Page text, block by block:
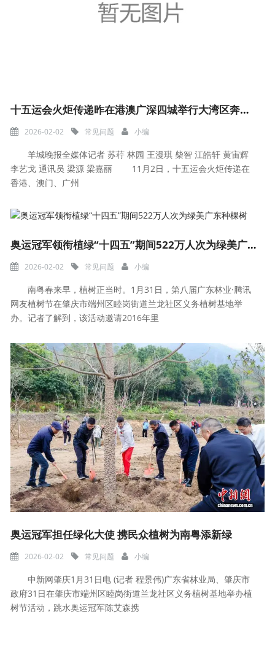
十五运会火炬传递昨在港澳广深四城举行大湾区奔跑向未来——燃动同一把火绽放同一个梦
2026-02-02 常见问题 小编
羊城晚报全媒体记者 苏荇 林园 王漫琪 柴智 江皓轩 黄宙辉
李艺戈 通讯员 梁源 梁嘉丽 11月2日，十五运会火炬传递在
香港、澳门、广州
奥运冠军领衔植绿“十四五”期间522万人次为绿美广东种棵树
2026-02-02 常见问题 小编
南粤春来早，植树正当时。1月31日，第八届广东林业·腾讯
网友植树节在肇庆市端州区睦岗街道兰龙社区义务植树基地举
办。记者了解到，该活动邀请2016年里
奥运冠军担任绿化大使 携民众植树为南粤添新绿
2026-02-02 常见问题 小编
中新网肇庆1月31日电 (记者 程景伟)广东省林业局、肇庆市
政府31日在肇庆市端州区睦岗街道兰龙社区义务植树基地举办植
树节活动，跳水奥运冠军陈艾森携